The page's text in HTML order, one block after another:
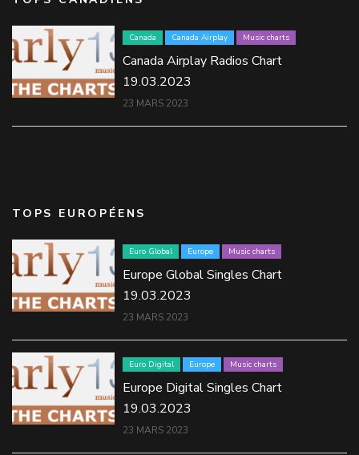
Canada Canada Airplay Music charts
Canada Airplay Radios Chart
19.03.2023
23 MARS 2023
TOPS EUROPÉENS
Euro Global Europe Music charts
Europe Global Singles Chart
19.03.2023
23 MARS 2023
Euro Digital Europe Music charts
Europe Digital Singles Chart
19.03.2023
23 MARS 2023